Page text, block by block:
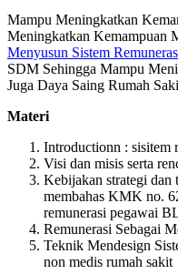
Mampu Meningkatkan
Meningkatkan Kemampuan
Menyusun Sistem
SDM Sehingga Mampu
Juga Daya Saing Rumah
Materi
Introductionn : sisitem
Visi dan misis serta
Kebijakan strategi dan
membahas KMK no.
remunerasi pegawai
Remunerasi Sebagai
Teknik Mendesign
non medis rumah sakit